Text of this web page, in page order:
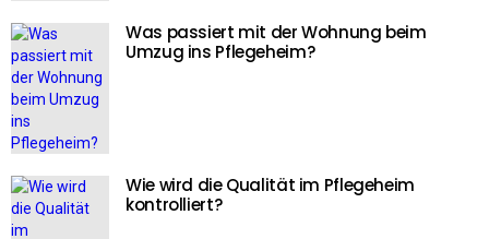
Was passiert mit der Wohnung beim
Umzug ins Pflegeheim?
Wie wird die Qualität im Pflegeheim
kontrolliert?